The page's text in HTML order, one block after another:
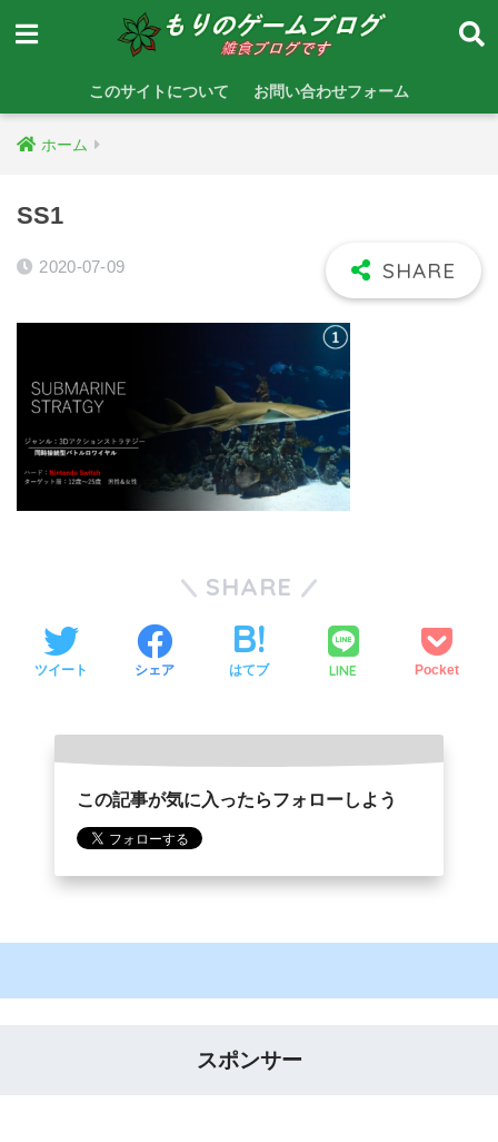
このサイトについて お問い合わせフォーム
ホーム
SS1
2020-07-09
SHARE
ツイート シェア はてブ LINE Pocket
この記事が気に入ったらフォローしよう
スポンサー